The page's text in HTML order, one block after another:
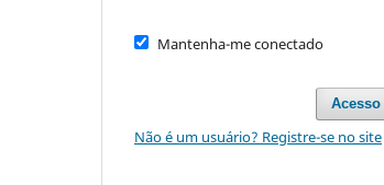
Mantenha-me conectado
Acesso
Não é um usuário? Registre-se no site